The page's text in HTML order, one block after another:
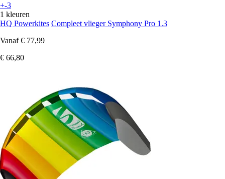
+-3
1 kleuren
HQ Powerkites Compleet vlieger Symphony Pro 1.3
Vanaf € 77,99
€ 66,80